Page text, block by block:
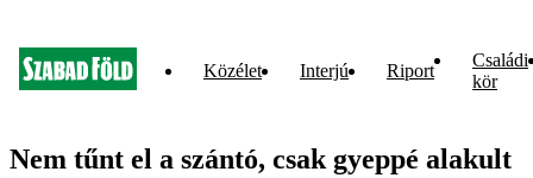
Közélet Interjú Riport
Családi
kör
Nem tűnt el a szántó, csak gyeppé alakult